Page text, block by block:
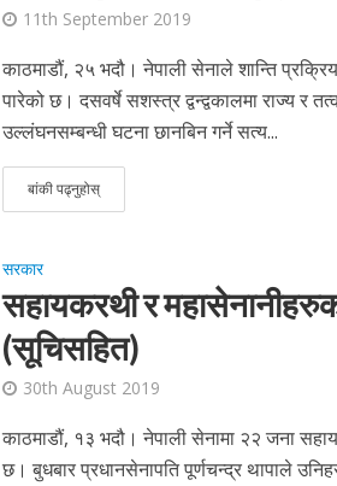
11th September 2019
काठमाडौं, २५ भदौ। नेपाली सेनाले शान्ति
पारेको छ। दसवर्षे सशस्त्र द्वन्द्वकालमा राज्य र
उल्लंघनसम्बन्धी घटना छानबिन गर्ने सत्य...
बांकी पढ्नुहोस्
सरकार
सहायकरथी र
(सूचिसहित)
30th August 2019
काठमाडौं, १३ भदौ। नेपाली सेनामा २२ जना
छ। बुधबार प्रधानसेनापति पूर्णचन्द्र थापाले